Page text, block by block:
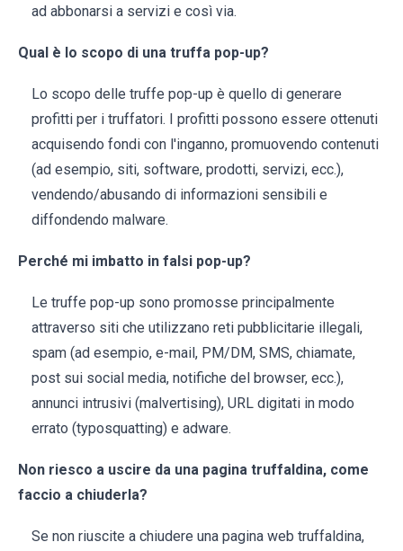
ad abbonarsi a servizi e così via.
Qual è lo scopo di una truffa pop-up?
Lo scopo delle truffe pop-up è quello di generare
profitti per i truffatori. I profitti possono essere ottenuti
acquisendo fondi con l'inganno, promuovendo contenuti
(ad esempio, siti, software, prodotti, servizi, ecc.),
vendendo/abusando di informazioni sensibili e
diffondendo malware.
Perché mi imbatto in falsi pop-up?
Le truffe pop-up sono promosse principalmente
attraverso siti che utilizzano reti pubblicitarie illegali,
spam (ad esempio, e-mail, PM/DM, SMS, chiamate,
post sui social media, notifiche del browser, ecc.),
annunci intrusivi (malvertising), URL digitati in modo
errato (typosquatting) e adware.
Non riesco a uscire da una pagina truffaldina, come
faccio a chiuderla?
Se non riuscite a chiudere una pagina web truffaldina,